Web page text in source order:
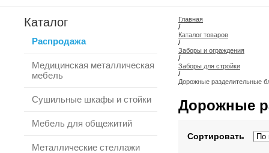
Каталог
Распродажа
Медицинская металлическая
мебель
Сушильные шкафы и стойки
Мебель для общежитий
Металлические стеллажи
Главная
/
Каталог товаров
/
Заборы и ограждения
/
Заборы для стройки
/
Дорожные разделительные
Дорожные
Сортировать